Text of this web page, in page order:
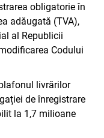
obligatorie în
adăugată (TVA),
al Republicii
Codului
livrărilor
de înregistrare
la 1,7 milioane